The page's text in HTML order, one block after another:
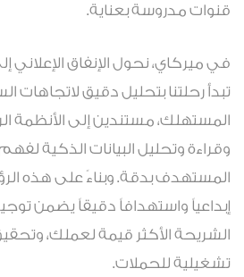
قنوات مدروسة بعناية.
في ميركاي، نحول الإنفاق الإعلاني
تبدأ رحلتنا بتحليل دقيق
المستهلك، مستندين إلى الأنظمة
وقراءة وتحليل البيانات الذكية
المستهدف بدقة. وبناءً على هذه
إبداعياً واستهدافاً دقيقاً يضمن
الشريحة الأكثر قيمة لعملك،
تشغيلية للحملات.